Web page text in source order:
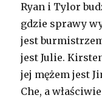
Ryan i Tylor
gdzie sprawy
jest
jest Julie.
jej mężem jest
Che, a